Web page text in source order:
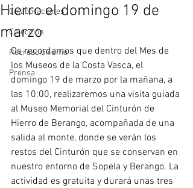
Colaboraciones
Colección
Recreacionismo
Prensa
Hierro el domingo 19 de
marzo
Os recordamos que dentro del Mes de
los Museos de la Costa Vasca, el
domingo 19 de marzo por la mañana, a
las 10:00, realizaremos una visita guiada
al Museo Memorial del Cinturón de
Hierro de Berango, acompañada de una
salida al monte, donde se verán los
restos del Cinturón que se conservan en
nuestro entorno de Sopela y Berango. La
actividad es gratuita y durará unas tres